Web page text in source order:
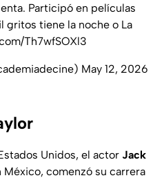
Participó en películas
gritos tiene la noche o La
Th7wfSOXl3
May 12, 2026
Unidos, el actor Jack
comenzó su carrera